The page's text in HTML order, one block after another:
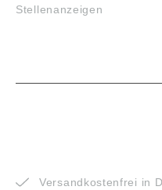
Stellenanzeigen
Versandkostenfrei in